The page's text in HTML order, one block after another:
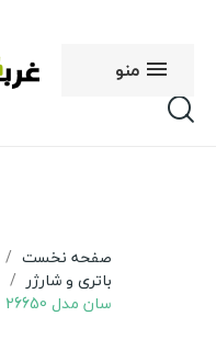
منو
صفحه نخست
باتری و شارژر
سان مدل 26650